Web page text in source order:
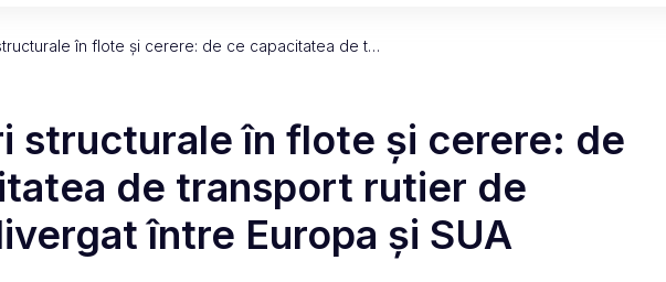
în flote și cerere: de ce capacitatea de t…
structurale în flote și cerere: de
de transport rutier de
între Europa și SUA